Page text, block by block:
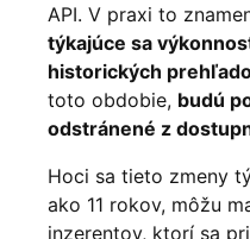
API. V praxi to
týkajúce sa
historických
toto obdobie, budú
odstránené z
Hoci sa tieto zmeny
ako 11 rokov, môžu
inzerentov, ktorí sa